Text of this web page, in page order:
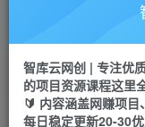
会员专属推广
网赚网创 项目
365天稳定跟新
智库云网创 | 专注优
的项目资源课程这里
🔰 内容涵盖网赚项目
每日稳定更新20-30优